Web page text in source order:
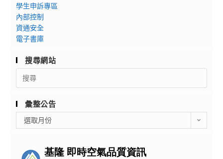
學生申訴專區
內部控制
資通安全
電子書庫
搜尋網站
Search
for:
彙整公告
整
選取月份